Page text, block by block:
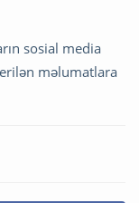
sosial media
məlumatlara